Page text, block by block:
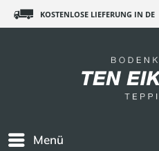
KOSTENLOSE LIEFERUNG IN DE
Menü